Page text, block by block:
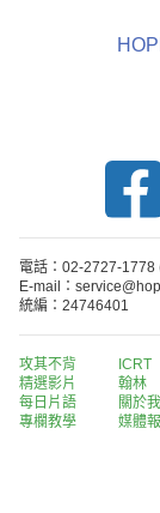
電話：02-2727-1778
E-mail：
統編：24746401
攻其不背
精選影片
每日片語
專欄教學
ICRT
翰林
關於
媒體